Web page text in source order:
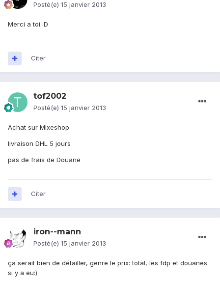
Posté(e) 15 janvier 2013
Merci a toi :D
Citer
tof2002
Posté(e) 15 janvier 2013
Achat sur Mixeshop
livraison DHL 5 jours
pas de frais de Douane
Citer
iron--mann
Posté(e) 15 janvier 2013
ça serait bien de détailler, genre le prix: total, les fdp et douanes
si y a eu:)